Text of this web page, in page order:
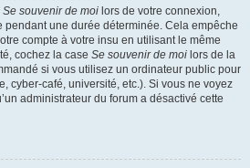
Se souvenir de moi lors de votre connexion,
pendant une durée déterminée. Cela empêche
compte à votre insu en utilisant le même
cochez la case Se souvenir de moi lors de la
si vous utilisez un ordinateur public pour
cyber-café, université, etc.). Si vous ne voyez
administrateur du forum a désactivé cette